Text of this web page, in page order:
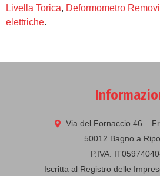
Livella Torica, Deformometro
elettriche.
Via del Fornaccio 46 –
50012 Bagno a
P.IVA:
Iscritta al Registro delle